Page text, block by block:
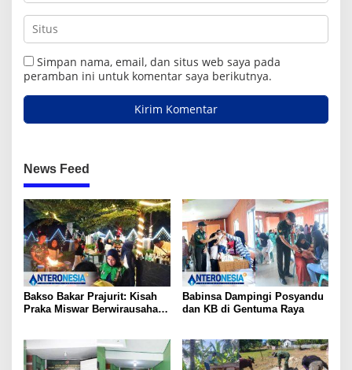
Simpan nama, email, dan situs web saya pada
peramban ini untuk komentar saya berikutnya.
News Feed
Bakso Bakar Prajurit: Kisah
Praka Miswar Berwirausaha
Babinsa Dampingi Posyandu
dan KB di Gentuma Raya